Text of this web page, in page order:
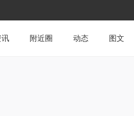
讯 附近圈 动态 图文